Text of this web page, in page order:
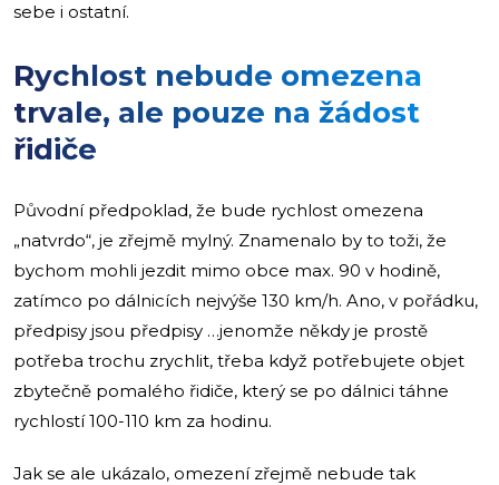
sebe i ostatní.
Rychlost nebude omezena
trvale, ale pouze na žádost
řidiče
Původní předpoklad, že bude rychlost omezena
„natvrdo“, je zřejmě mylný. Znamenalo by to toži, že
bychom mohli jezdit mimo obce max. 90 v hodině,
zatímco po dálnicích nejvýše 130 km/h. Ano, v pořádku,
předpisy jsou předpisy …jenomže někdy je prostě
potřeba trochu zrychlit, třeba když potřebujete objet
zbytečně pomalého řidiče, který se po dálnici táhne
rychlostí 100-110 km za hodinu.
Jak se ale ukázalo, omezení zřejmě nebude tak